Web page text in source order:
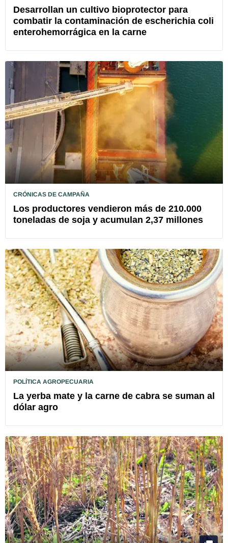
Desarrollan un cultivo bioprotector para
combatir la contaminación de escherichia coli
enterohemorrágica en la carne
CRÓNICAS DE CAMPAÑA
Los productores vendieron más de 210.000
toneladas de soja y acumulan 2,37 millones
POLÍTICA AGROPECUARIA
La yerba mate y la carne de cabra se suman al
dólar agro